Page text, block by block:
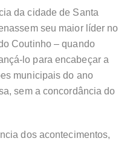
da cidade de Santa
seu maior líder no
Coutinho – quando
lo para encabeçar a
municipais do ano
sem a concordância do
dos acontecimentos,